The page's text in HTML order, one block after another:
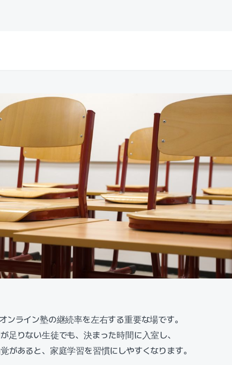
ンライン塾の継続率を左右する重要な場です。
足りない生徒でも、決まった時間に入室し、
があると、家庭学習を習慣にしやすくなります。